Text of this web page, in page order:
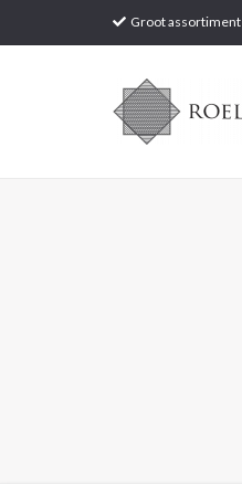
Groot assortiment